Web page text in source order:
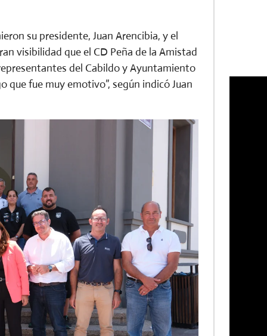
su presidente, Juan Arencibia, y el
visibilidad que el CD Peña de la Amistad
del Cabildo y Ayuntamiento
que fue muy emotivo”, según indicó Juan